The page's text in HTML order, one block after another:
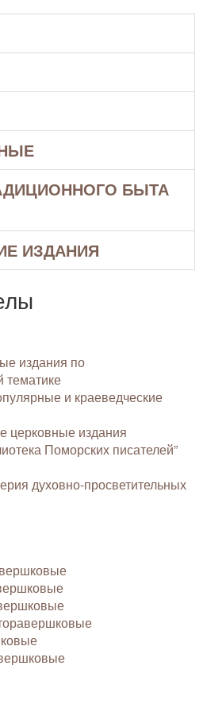
БЫТА
ИЗДАНИЯ
издания по
тематике
и краеведческие
церковные издания
Поморских писателей”
духовно-просветительных